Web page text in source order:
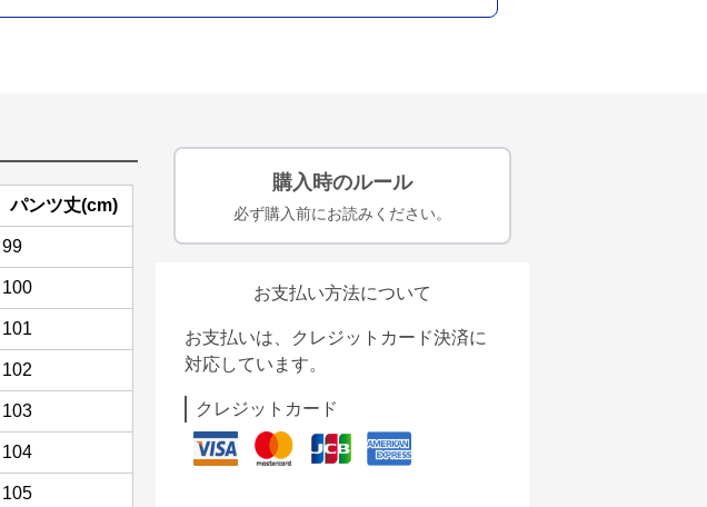
パンツ丈(cm)
99
100
101
102
103
104
105
購入時のルール
必ず購入前にお読みください。
お支払い方法について
お支払いは、クレジットカード決済に
対応しています。
クレジットカード